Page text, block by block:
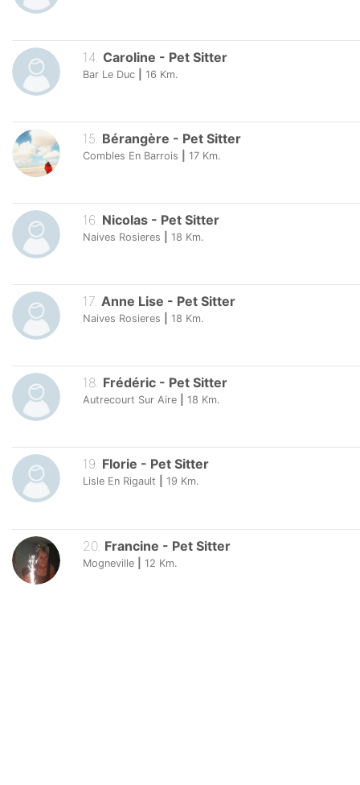
14 Caroline - Pet Sitter
Bar Le Duc 16 Km.
15 Bérangère - Pet Sitter
Combles En Barrois 17 Km.
16 Nicolas - Pet Sitter
Naives Rosieres 18 Km.
17. Anne Lise - Pet Sitter
Naives Rosieres 18 Km.
18. Frédéric - Pet Sitter
Autrecourt Sur Aire 18 Km.
19. Florie - Pet Sitter
Lisle En Rigault 19 Km.
20. Francine - Pet Sitter
Mogneville 12 Km.